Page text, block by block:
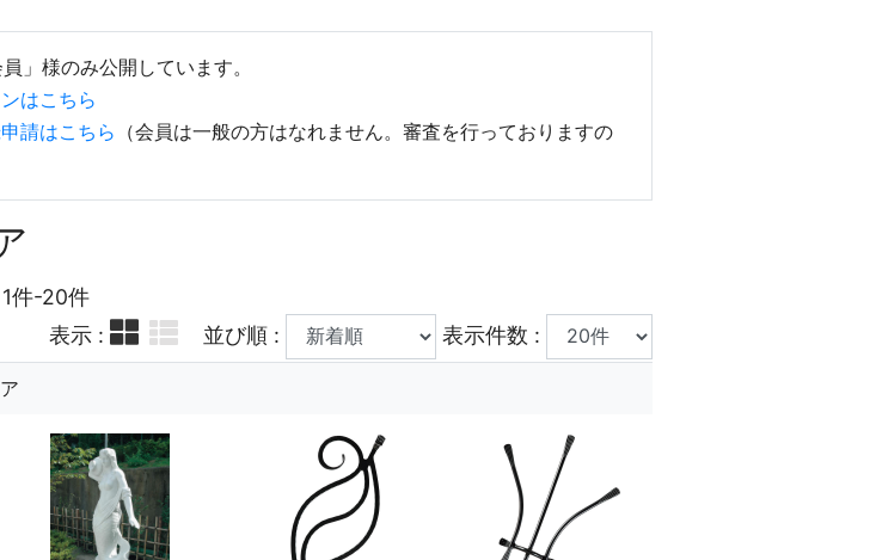
」様のみ公開しています。
はこちら
請はこちら （会員は一般の方はなれません。審査を行っておりますの
件-20件
表示 :
並び順 : 表示件数 :